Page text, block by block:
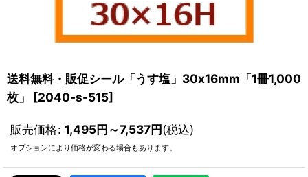
送料無料・販促シール「うす塩」30x16mm「1冊1,000
枚」
[2040-s-515]
販売価格: 1,495円～7,537円(税込)
オプションにより価格が変わる場合もあります。